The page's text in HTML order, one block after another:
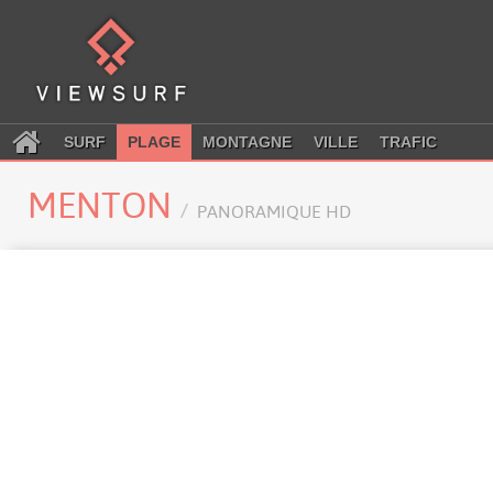
SURF PLAGE MONTAGNE VILLE TRAFIC
MENTON PANORAMIQUE HD